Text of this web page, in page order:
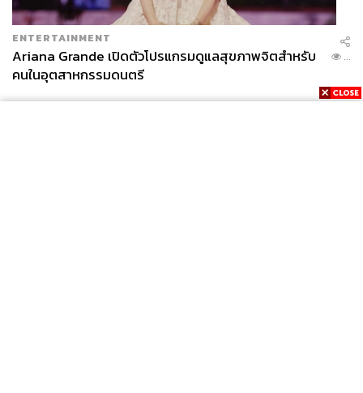
ENTERTAINMENT
Ariana Grande เปิดตัวโปรแกรมดูแลสุขภาพจิตสำหรับ
คนในอุตสาหกรรมดนตรี
...